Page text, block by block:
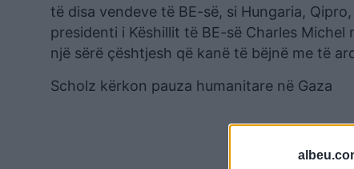
të disa vendeve të BE-së, si Hungaria,
presidenti i Këshillit të BE-së Charles
një sërë çështjesh që kanë të bëjnë me të
Scholz kërkon pauza humanitare në Gaza